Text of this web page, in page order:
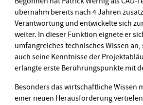
übernahm bereits nach 4 Jahren
Verantwortung und entwickelte sich
weiter. In dieser Funktion eignete er
umfangreiches technisches Wissen
auch seine Kenntnisse der
erlangte erste Berührungspunkte mit
Besonders das wirtschaftliche Wissen
einer neuen Herausforderung